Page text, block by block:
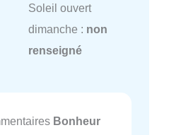
Soleil ouvert
dimanche : non
renseigné
Bonheur